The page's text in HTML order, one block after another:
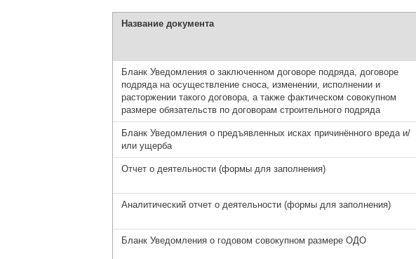
Название документа
Бланк Уведомления о заключенном договоре подряда, договоре
подряда на осуществление сноса, изменении, исполнении и
расторжении такого договора, а также фактическом совокупном
размере обязательств по договорам строительного подряда
Бланк Уведомления о предъявленных исках причинённого вреда и/
или ущерба
Отчет о деятельности (формы для заполнения)
Аналитический отчет о деятельности (формы для заполнения)
Бланк Уведомления о годовом совокупном размере ОДО